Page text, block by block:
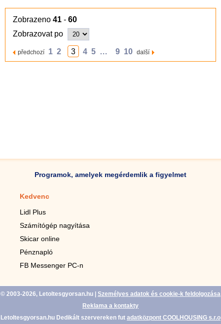
Zobrazeno 41 - 60
Zobrazovat po
předchozí 1 2 3 4 5 … 9 10 další
Programok, amelyek megérdemlik a figyelmet
Kedvenc
Lidl Plus
Számítógép nagyítása
Skicar online
Pénznapló
FB Messenger PC-n
© 2003-2026, Letoltesgyorsan.hu
Személyes adatok és cookie-k feldolgozása
Reklama a kontakty
Letoltesgyorsan.hu Dedikált szervereken fut adatközpont COOLHOUSING s.r.o